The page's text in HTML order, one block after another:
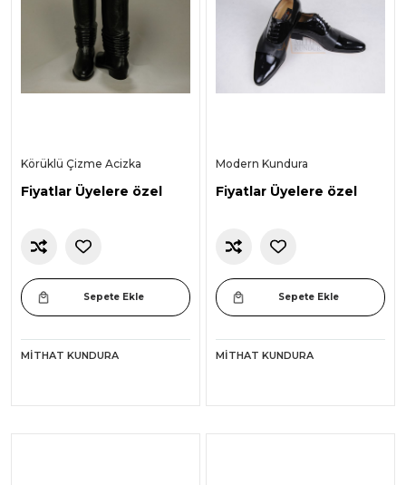
Körüklü Çizme Acizka
Fiyatlar Üyelere özel
Sepete Ekle
MITHAT KUNDURA
Modern Kundura
Fiyatlar Üyelere özel
Sepete Ekle
MITHAT KUNDURA